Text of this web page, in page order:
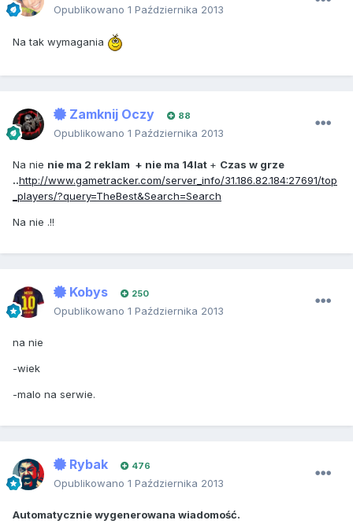
Opublikowano 1 Października 2013
Na tak wymagania
Zamknij Oczy 88
Opublikowano 1 Października 2013
Na nie nie ma 2 reklam + nie ma 14lat + Czas w grze
..http://www.gametracker.com/server_info/31.186.82.184:27691/top
_players/?query=TheBest&Search=Search
Na nie .!!
Kobys 250
Opublikowano 1 Października 2013
na nie
-wiek
-malo na serwie.
Rybak 476
Opublikowano 1 Października 2013
Automatycznie wygenerowana wiadomość.